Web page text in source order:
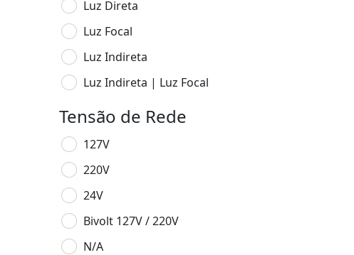
Luz Direta
Luz Focal
Luz Indireta
Luz Indireta | Luz Focal
Tensão de Rede
127V
220V
24V
Bivolt 127V / 220V
N/A